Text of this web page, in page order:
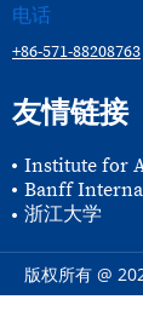
电话
+86-571-88208763
友情链接
Institute for
Banff
浙江大学
版权所有 @